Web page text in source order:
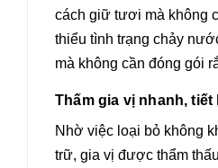
cách giữ tươi mà không
thiểu tình trạng chảy
mà không cần đóng gói
Thấm gia vị nhanh,
Nhờ việc loại bỏ không
trữ, gia vị được thẩm